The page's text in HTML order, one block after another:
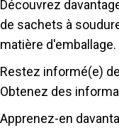
Découvrez
de sachets à
matière d'emballage.
Restez informé(e)
Obtenez des
Apprenez-en